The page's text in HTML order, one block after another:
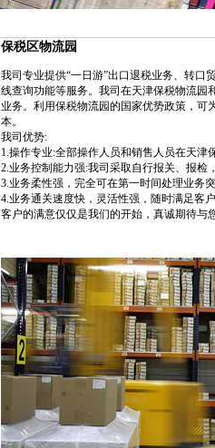
保税区物流园
我司专业提供“一日游”出口退税业务、转
线查询功能等服务。我司在天津保税物流园
业务。利用保税物流园的国家优势政策，可
本。
我司优势:
1.操作专业:全部操作人员和销售人员在天津
2.业务控制能力强:我司采取自行报关、报检
3.业务柔性强，完全可在第一时间处理业务突
4.业务通关速度快，灵活性强，随时满足客户
客户的满意仅仅是我们的开始，真诚期待与